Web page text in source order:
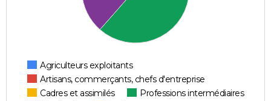
Agriculteurs exploitants
Artisans, commerçants, chefs d'entreprise
Cadres et assimilés
Professions intermédiaires